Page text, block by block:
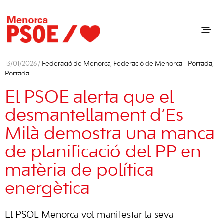
13/01/2026 / Federació de Menorca, Federació de Menorca - Portada,
Portada
El PSOE alerta que el
desmantellament d’Es
Milà demostra una manca
de planificació del PP en
matèria de política
energètica
El PSOE Menorca vol manifestar la seva